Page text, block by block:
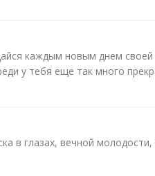
каждым новым днем
у тебя еще так много
в глазах, вечной молодости,